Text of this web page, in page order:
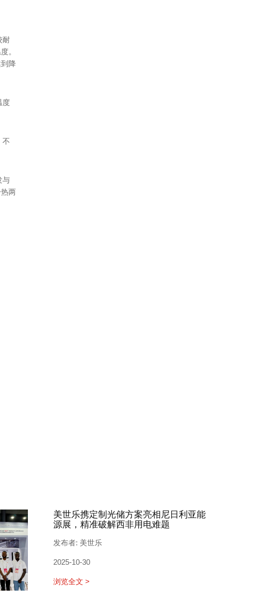
耐
。
降
度
不
与
两
美世乐携定制光储方案亮相尼日利亚能
源展，精准破解西非用电难题
发布者: 美世乐
2025-10-30
浏览全文 >